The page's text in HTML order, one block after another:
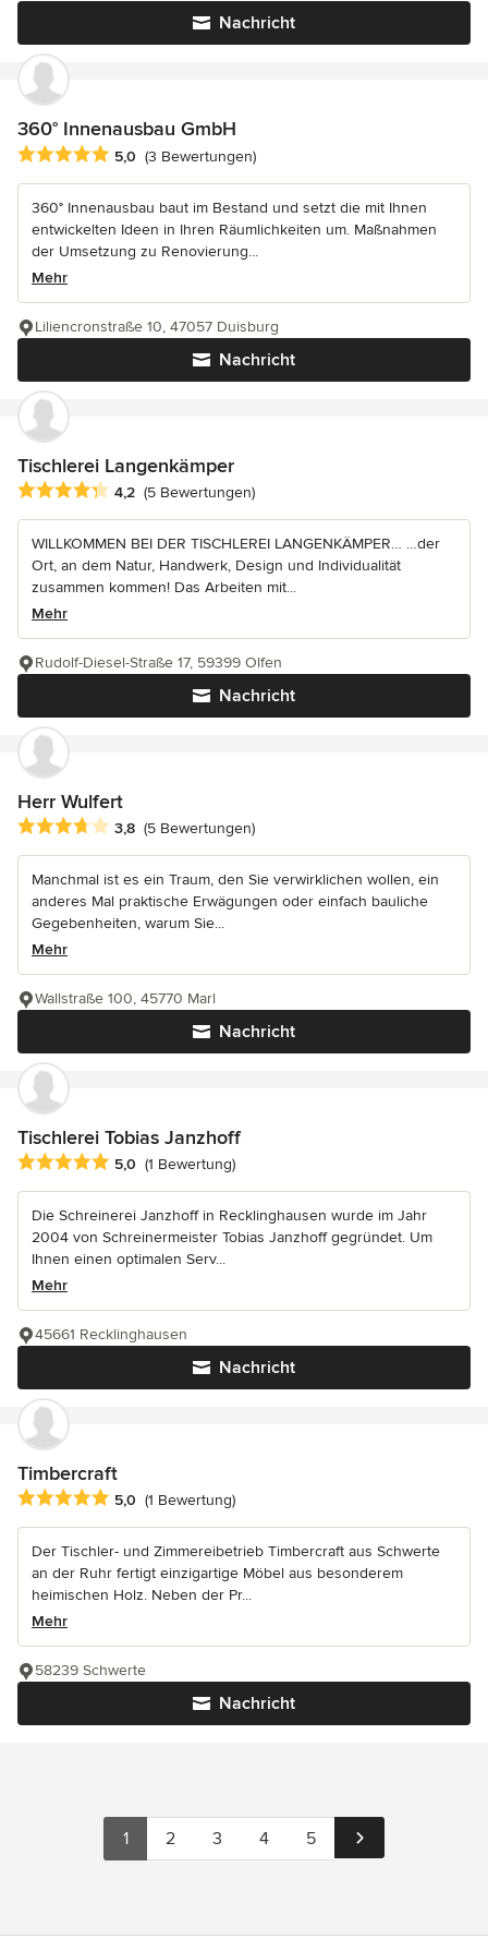
Nachricht
360° Innenausbau GmbH
Durchschnittliche Bewertung: 5 von 5 Sternen
5,0 (3 Bewertungen)
360° Innenausbau baut im Bestand und setzt die mit Ihnen
entwickelten Ideen in Ihren Räumlichkeiten um. Maßnahmen
der Umsetzung zu Renovierung...
Mehr
Nachricht
Liliencronstraße 10, 47057 Duisburg
Tischlerei Langenkämper
Durchschnittliche Bewertung: 4.2 von 5 Sternen
4,2 (5 Bewertungen)
WILLKOMMEN BEI DER TISCHLEREI LANGENKÄMPER… …der
Ort, an dem Natur, Handwerk, Design und Individualität
zusammen kommen! Das Arbeiten mit...
Mehr
Nachricht
Rudolf-Diesel-Straße 17, 59399 Olfen
Herr Wulfert
Durchschnittliche Bewertung: 3.8 von 5 Sternen
3,8 (5 Bewertungen)
Manchmal ist es ein Traum, den Sie verwirklichen wollen, ein
anderes Mal praktische Erwägungen oder einfach bauliche
Gegebenheiten, warum Sie...
Mehr
Nachricht
Wallstraße 100, 45770 Marl
Tischlerei Tobias Janzhoff
Durchschnittliche Bewertung: 5 von 5 Sternen
5,0 (1 Bewertung)
Die Schreinerei Janzhoff in Recklinghausen wurde im Jahr
2004 von Schreinermeister Tobias Janzhoff gegründet. Um
Ihnen einen optimalen Serv...
Mehr
Nachricht
45661 Recklinghausen
Timbercraft
Durchschnittliche Bewertung: 5 von 5 Sternen
5,0 (1 Bewertung)
Der Tischler- und Zimmereibetrieb Timbercraft aus Schwerte
an der Ruhr fertigt einzigartige Möbel aus besonderem
heimischen Holz. Neben der Pr...
Mehr
Nachricht
58239 Schwerte
1 2 3 4 5